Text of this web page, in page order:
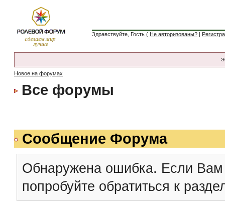
Здравствуйте, Гость ( Не авторизованы? |
Новое на форумах
Все форумы
Сообщение Форума
Обнаружена ошибка. Если
попробуйте обратиться к